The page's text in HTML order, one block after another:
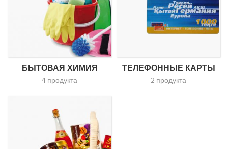
БЫТОВАЯ ХИМИЯ
4 продукта
ТЕЛЕФОННЫЕ КАРТЫ
2 продукта